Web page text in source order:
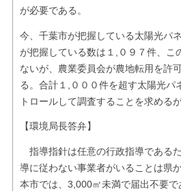
が必要である。
今、千葉市が把握している太陽光パ
が把握している数は１,０９７件、こ
ないが、農業委員会が農地転用を許
る。合計１,０００件を超す太陽光パ
トロールして調査することを求めるが
【環境局長答弁】
指導指針は任意の行政指導である
導に従わない事業者がいることは県
本市では、3,000㎡未満で届出不要で